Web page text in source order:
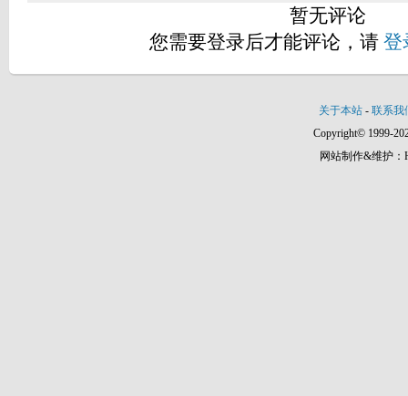
暂无评论
您需要登录后才能评论，请 登
关于本站 - 联系我
Copyright© 1999-
网站制作&维护